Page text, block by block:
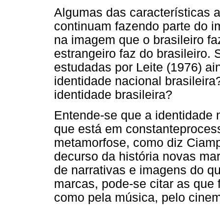
Algumas das características
continuam fazendo parte do
na imagem que o brasileiro
estrangeiro faz do brasileiro.
estudadas por Leite (1976)
identidade nacional
identidade brasileira?
Entende-se que a identidade
que está em
metamorfose, como diz
decurso da história novas
de narrativas e imagens do
marcas, pode-se citar as
como pela música, pelo